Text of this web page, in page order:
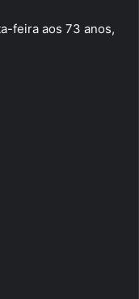
feira aos 73 anos,